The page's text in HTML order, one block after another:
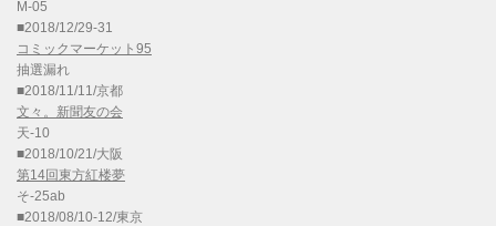
M-05
■2018/12/29-31
コミックマーケット95
抽選漏れ
■2018/11/11/京都
文々。新聞友の会
天-10
■2018/10/21/大阪
第14回東方紅楼夢
そ-25ab
■2018/08/10-12/東京